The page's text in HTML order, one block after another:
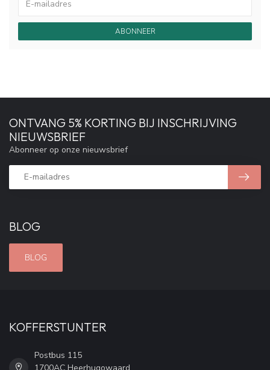
ABONNEER
BLOG
BLOG
ONTVANG 5% KORTING BIJ INSCHRIJVING
NIEUWSBRIEF
Abonneer op onze nieuwsbrief
KOFFERSTUNTER
Postbus 115
1700AC Heerhugowaard